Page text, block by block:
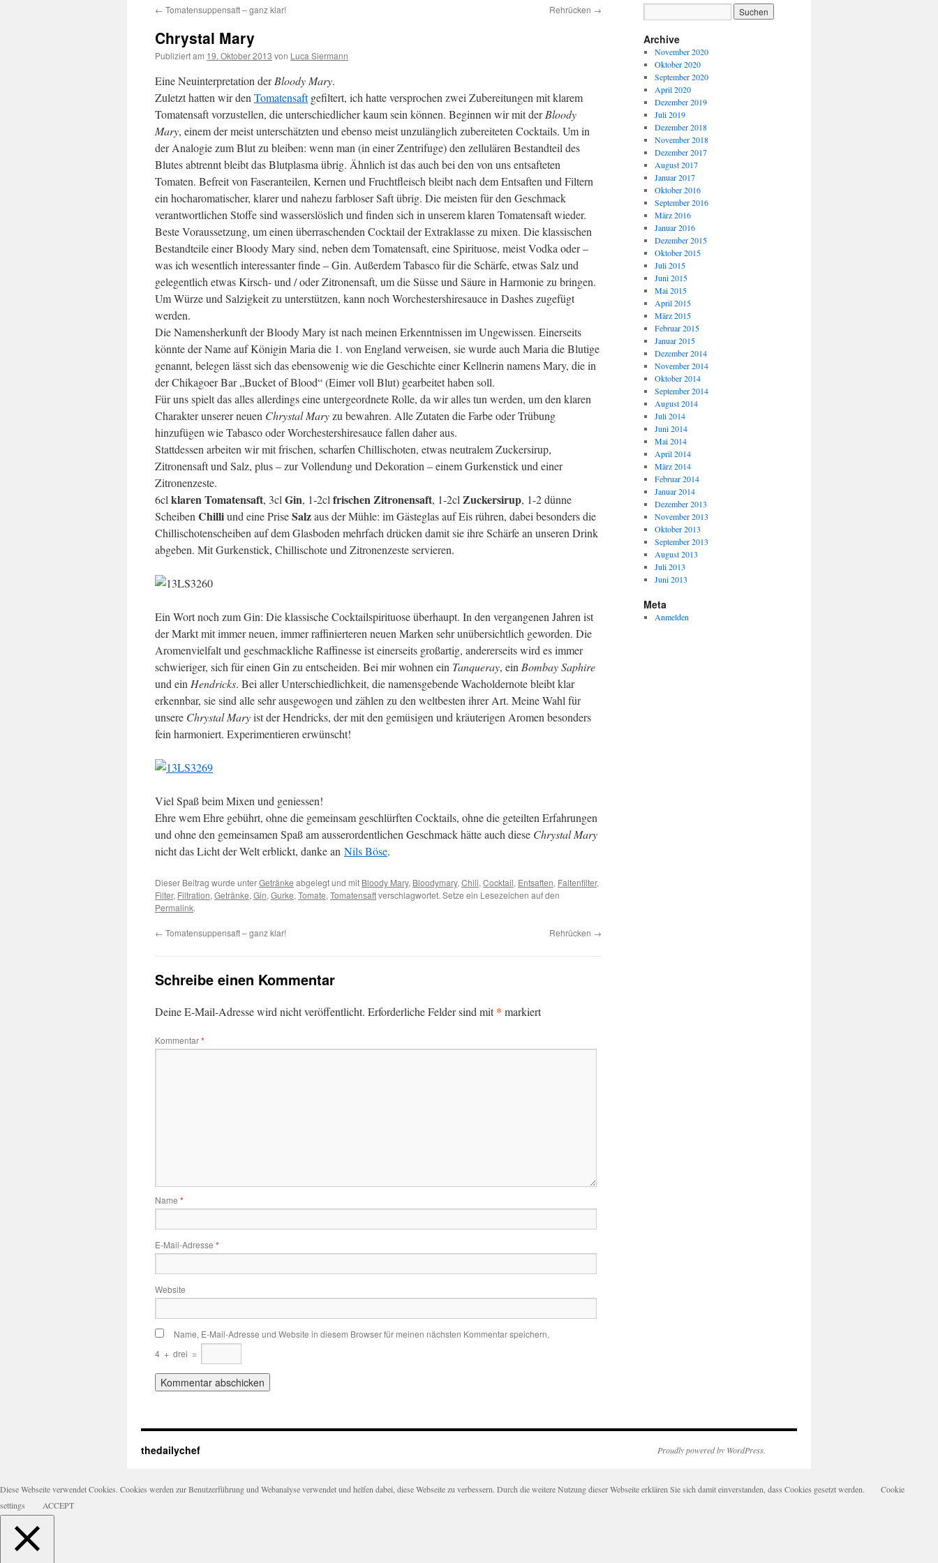
springen
← Tomatensuppensaft – ganz klar! Rehrücken →
Chrystal Mary
Publiziert am 19. Oktober 2013 von Luca Siermann
Eine Neuinterpretation derBloody Mary.
Zuletzt hatten wir den Tomatensaftgefiltert, ich hatte versprochen zwei Zubereitungen mit klarem
Tomatensaft vorzustellen, die unterschiedlicher kaum sein können. Beginnen wir mit derBloody
Mary, einem der meist unterschätzten und ebenso meist unzulänglich zubereiteten Cocktails. Um in
der Analogie zum Blut zu bleiben: wenn man (in einer Zentrifuge) den zellulären Bestandteil des
Blutes abtrennt bleibt das Blutplasma übrig. Ähnlich ist das auch bei den von uns entsafteten
Tomaten. Befreit von Faseranteilen, Kernen und Fruchtfleisch bleibt nach dem Entsaften und Filtern
ein hocharomatischer, klarer und nahezu farbloser Saft übrig. Die meisten für den Geschmack
verantwortlichen Stoffe sind wasserslöslich und finden sich in unserem klaren Tomatensaft wieder.
Beste Voraussetzung, um einen überraschenden Cocktail der Extraklasse zu mixen. Die klassischen
Bestandteile einer Bloody Mary sind, neben dem Tomatensaft, eine Spirituose, meist Vodka oder –
was ich wesentlich interessanter finde – Gin. Außerdem Tabasco für die Schärfe, etwas Salz und
gelegentlich etwas Kirsch- und / oder Zitronensaft, um die Süsse und Säure in Harmonie zu bringen.
Um Würze und Salzigkeit zu unterstützen, kann noch Worchestershiresauce in Dashes zugefügt
werden.
Die Namensherkunft der Bloody Mary ist nach meinen Erkenntnissen im Ungewissen. Einerseits
könnte der Name auf Königin Maria die 1. von England verweisen, sie wurde auch Maria die Blutige
genannt, belegen lässt sich das ebensowenig wie die Geschichte einer Kellnerin namens Mary, die in
der Chikagoer Bar „Bucket of Blood“ (Eimer voll Blut) gearbeitet haben soll.
Für uns spielt das alles allerdings eine untergeordnete Rolle, da wir alles tun werden, um den klaren
Charakter unserer neuen Chrystal Maryzu bewahren. Alle Zutaten die Farbe oder Trübung
hinzufügen wie Tabasco oder Worchestershiresauce fallen daher aus.
Stattdessen arbeiten wir mit frischen, scharfen Chillischoten, etwas neutralem Zuckersirup,
Zitronensaft und Salz, plus – zur Vollendung und Dekoration – einem Gurkenstick und einer
Zitronenzeste.
6cl klaren Tomatensaft, 3cl Gin, 1-2cl frischen Zitronensaft, 1-2cl Zuckersirup, 1-2 dünne
Scheiben Chilliund eine PriseSalzaus der Mühle: im Gästeglas auf Eis rühren, dabei besonders die
Chillischotenscheiben auf dem Glasboden mehrfach drücken damit sie ihre Schärfe an unseren Drink
abgeben. Mit Gurkenstick, Chillischote und Zitronenzeste servieren.
Ein Wort noch zum Gin: Die klassische Cocktailspirituose überhaupt. In den vergangenen Jahren ist
der Markt mit immer neuen, immer raffinierteren neuen Marken sehr unübersichtlich geworden. Die
Aromenvielfalt und geschmackliche Raffinesse ist einerseits großartig, andererseits wird es immer
schwieriger, sich für einen Gin zu entscheiden. Bei mir wohnen ein Tanqueray, ein Bombay Saphire
und ein Hendricks. Bei aller Unterschiedlichkeit, die namensgebende Wacholdernote bleibt klar
erkennbar, sie sind alle sehr ausgewogen und zählen zu den weltbesten ihrer Art. Meine Wahl für
unsere Chrystal Maryist der Hendricks, der mit den gemüsigen und kräuterigen Aromen besonders
fein harmoniert. Experimentieren erwünscht!
Viel Spaß beim Mixen und geniessen!
Ehre wem Ehre gebührt, ohne die gemeinsam geschlürften Cocktails, ohne die geteilten Erfahrungen
und ohne den gemeinsamen Spaß am ausserordentlichen Geschmack hätte auch diese Chrystal Mary
nicht das Licht der Welt erblickt, danke an Nils Böse.
Dieser Beitrag wurde unterGetränke abgelegt und mit Bloody Mary, Bloodymary, Chili, Cocktail, Entsaften, Faltenfilter,
Filter, Filtration, Getränke, Gin, Gurke, Tomate, Tomatensaftverschlagwortet. Setze ein Lesezeichen auf den
Permalink.
← Tomatensuppensaft – ganz klar! Rehrücken →
Schreibe einen Kommentar
Deine E-Mail-Adresse wird nicht veröffentlicht. Erforderliche Felder sind mit* markiert
Kommentar*
Name *
E-Mail-Adresse *
Website
Name, E-Mail-Adresse und Website in diesem Browser für meinen nächsten Kommentar speichern.
4 + drei =
Archive
November 2020
Oktober 2020
September 2020
April 2020
Dezember 2019
Juli 2019
Dezember 2018
November 2018
Dezember 2017
August 2017
Januar 2017
Oktober 2016
September 2016
März 2016
Januar 2016
Dezember 2015
Oktober 2015
Juli 2015
Juni 2015
Mai 2015
April 2015
März 2015
Februar 2015
Januar 2015
Dezember 2014
November 2014
Oktober 2014
September 2014
August 2014
Juli 2014
Juni 2014
Mai 2014
April 2014
März 2014
Februar 2014
Januar 2014
Dezember 2013
November 2013
Oktober 2013
September 2013
August 2013
Juli 2013
Juni 2013
Meta
Anmelden
thedailychef Proudly powered by WordPress.
Diese Webseite verwendet Cookies. Cookies werden zur Benutzerführung und Webanalyse verwendet und helfen dabei, diese Webseite zu verbessern. Durch die weitere Nutzung dieser Webseite erklären Sie sich damit einverstanden, dass Cookies gesetzt werden.
Cookie
settings
ACCEPT